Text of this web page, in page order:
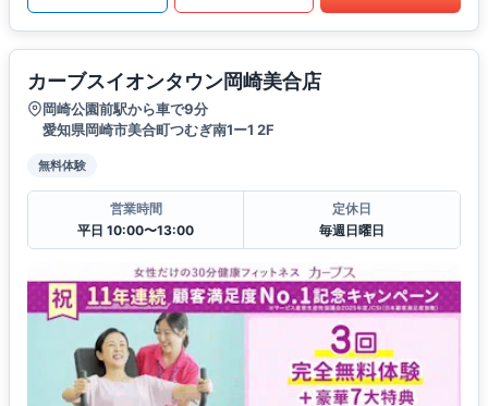
カーブスイオンタウン岡崎美合店
岡崎公園前駅から車で9分
愛知県岡崎市美合町つむぎ南1ー1 2F
無料体験
営業時間
平日 10:00〜13:00
定休日
毎週日曜日